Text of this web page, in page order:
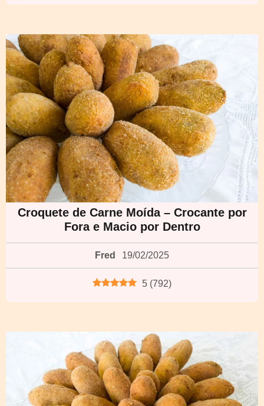
Croquete de Carne Moída – Crocante por
Fora e Macio por Dentro
Fred 19/02/2025
5 (792)